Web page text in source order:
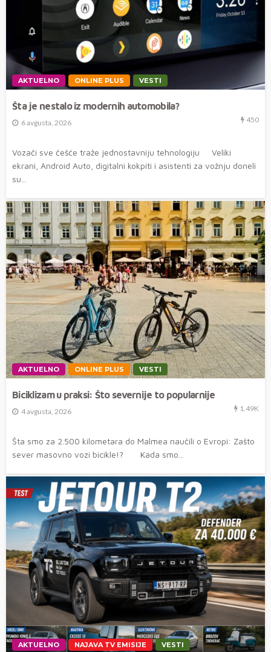
AKTUELNO ONLINE PLUS VESTI
Šta je nestalo iz modernih automobila?
6 avgusta, 2026 450
Vozači sve češće traže jednostavniju tehnologiju Veliki
ekrani, Android Auto, digitalni kokpiti i asistenti za vožnju doneli
su...
AKTUELNO ONLINE PLUS VESTI
Biciklizam u praksi: Što severnije to popularnije
4 avgusta, 2026 1.49K
Šta smo za 2.500 kilometara do Malmea naučili o Evropi: Zašto
sever masovno vozi bicikle!? Kada smo...
AKTUELNO NAJAVA TV EMISIJE VESTI